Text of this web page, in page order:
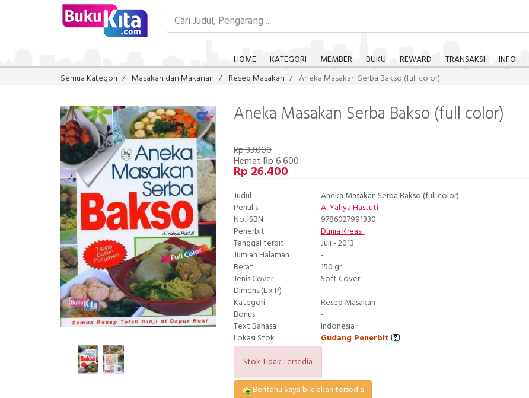
HOME KATEGORI MEMBER BUKU REWARD TRANSAKSI INFO
Semua Kategori
Masakan dan Makanan Resep Masakan Aneka Masakan Serba Bakso (full color)
Aneka Masakan Serba Bakso (full color)
Rp 33.000
Hemat Rp 6.600
Rp 26.400
Judul
Aneka Masakan Serba Bakso (full color)
Penulis
A. Yahya Hastuti
No. ISBN
9786027991330
Penerbit
Dunia Kreasi
Tanggal terbit
Juli - 2013
Jumlah Halaman
-
Berat
150 gr
Jenis Cover
Soft Cover
Dimensi(L x P)
-
Kategori
Resep Masakan
Bonus
-
Text Bahasa
Indonesia ·
Lokasi Stok
Gudang Penerbit
Stok Tidak Tersedia
Beritahu Saya bila akan tersedia